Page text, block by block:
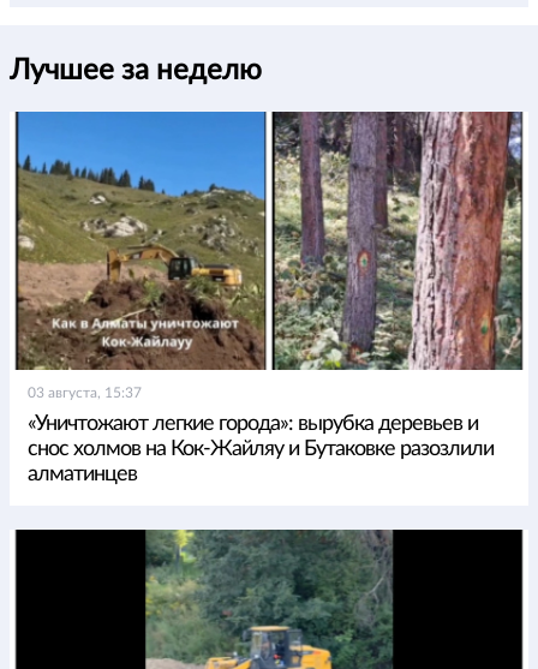
Лучшее за неделю
03 августа, 15:37
«Уничтожают легкие города»: вырубка деревьев и
снос холмов на Кок-Жайляу и Бутаковке разозлили
алматинцев